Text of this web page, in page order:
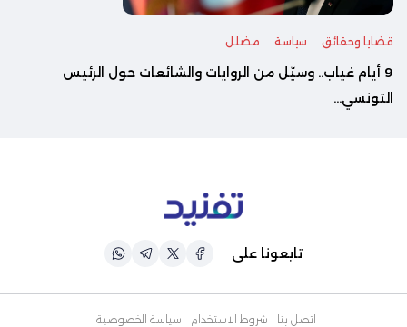
قضايا وحقائق سياسة مضلل
‎9 أيام غياب.. وسيّل من الروايات والشائعات حول الرئيس
التونسي...
تابعونا على
اتصل بنا شروط الاستخدام سياسة الخصوصية